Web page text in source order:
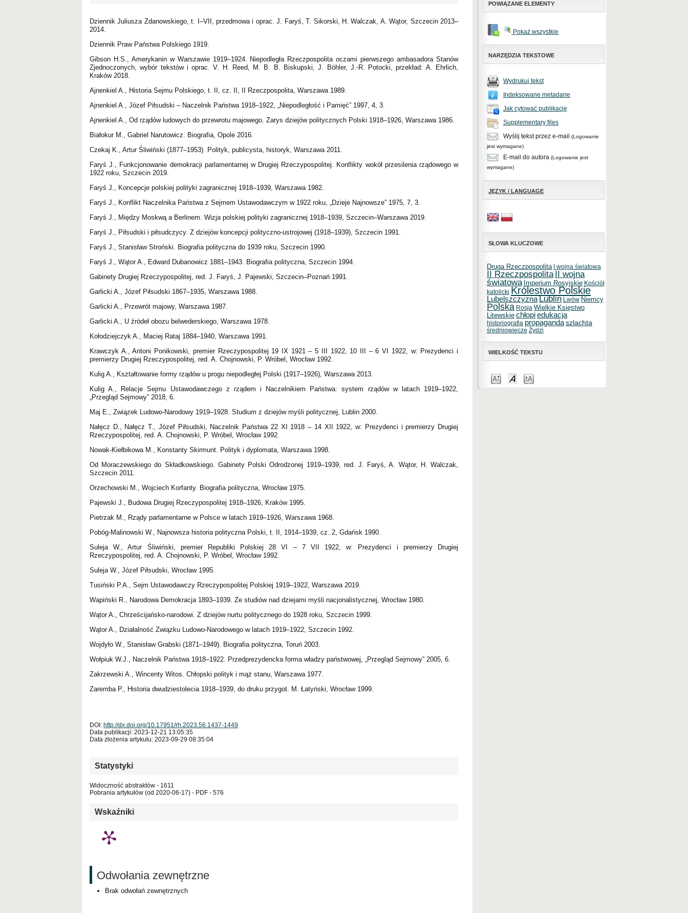
POWIĄZANE ELEMENTY
Pokaż wszystkie
NARZĘDZIA TEKSTOWE
Wydrukuj tekst
Indeksowane metadane
Jak cytować publikację
Supplementary files
Wyślij tekst przez e-mail
(Logowanie
jest wymagane)
E-mail do autora (Logowanie jest
wymagane)
JĘZYK / LANGUAGE
SŁOWA KLUCZOWE
Druga Rzeczpospolita I wojna światowa
II Rzeczpospolita II wojna
światowa Imperium Rosyjskie Kościół
katolicki Królestwo Polskie
LubelszczyznaLublin Lwów Niemcy
Polska Rosja Wielkie Księstwo
Litewskie chłopiedukacja
historiografia propagandaszlachta
średniowiecze Żydzi
WIELKOŚĆ TEKSTU
Dziennik Juliusza Zdanowskiego, t. I–VII, przedmowa i oprac. J. Faryś, T. Sikorski, H. Walczak, A. Wątor, Szczecin 2013–
2014.
Dziennik Praw Państwa Polskiego 1919.
Gibson H.S., Amerykanin w Warszawie 1919–1924. Niepodległa Rzeczpospolita oczami pierwszego ambasadora Stanów
Zjednoczonych, wybór tekstów i oprac. V. H. Reed, M. B. B. Biskupski, J. Böhler, J.-R. Potocki, przekład: A. Ehrlich,
Kraków 2018.
Ajnenkiel A., Historia Sejmu Polskiego, t. II, cz. II, II Rzeczpospolita, Warszawa 1989.
Ajnenkiel A., Józef Piłsudski – Naczelnik Państwa 1918–1922, „Niepodległość i Pamięć” 1997, 4, 3.
Ajnenkiel A., Od rządów ludowych do przewrotu majowego. Zarys dziejów politycznych Polski 1918–1926, Warszawa 1986.
Białokur M., Gabriel Narutowicz. Biografia, Opole 2016.
Czekaj K., Artur Śliwiński (1877–1953). Polityk, publicysta, historyk, Warszawa 2011.
Faryś J., Funkcjonowanie demokracji parlamentarnej w Drugiej Rzeczypospolitej. Konflikty wokół przesilenia rządowego w
1922 roku, Szczecin 2019.
Faryś J., Koncepcje polskiej polityki zagranicznej 1918–1939, Warszawa 1982.
Faryś J., Konflikt Naczelnika Państwa z Sejmem Ustawodawczym w 1922 roku, „Dzieje Najnowsze” 1975, 7, 3.
Faryś J., Między Moskwą a Berlinem. Wizja polskiej polityki zagranicznej 1918–1939, Szczecin–Warszawa 2019.
Faryś J., Piłsudski i piłsudczycy. Z dziejów koncepcji polityczno-ustrojowej (1918–1939), Szczecin 1991.
Faryś J., Stanisław Stroński. Biografia polityczna do 1939 roku, Szczecin 1990.
Faryś J., Wątor A., Edward Dubanowicz 1881–1943. Biografia polityczna, Szczecin 1994.
Gabinety Drugiej Rzeczypospolitej, red. J. Faryś, J. Pajewski, Szczecin–Poznań 1991.
Garlicki A., Józef Piłsudski 1867–1935, Warszawa 1988.
Garlicki A., Przewrót majowy, Warszawa 1987.
Garlicki A., U źródeł obozu belwederskiego, Warszawa 1978.
Kołodziejczyk A., Maciej Rataj 1884–1940, Warszawa 1991.
Krawczyk A., Antoni Ponikowski, premier Rzeczypospolitej 19 IX 1921 – 5 III 1922, 10 III – 6 VI 1922, w: Prezydenci i
premierzy Drugiej Rzeczypospolitej, red. A. Chojnowski, P. Wróbel, Wrocław 1992.
Kulig A., Kształtowanie formy rządów u progu niepodległej Polski (1917–1926), Warszawa 2013.
Kulig A., Relacje Sejmu Ustawodawczego z rządem i Naczelnikiem Państwa: system rządów w latach 1919–1922,
„Przegląd Sejmowy” 2018, 6.
Maj E., Związek Ludowo-Narodowy 1919–1928. Studium z dziejów myśli politycznej, Lublin 2000.
Nałęcz D., Nałęcz T., Józef Piłsudski, Naczelnik Państwa 22 XI 1918 – 14 XII 1922, w: Prezydenci i premierzy Drugiej
Rzeczypospolitej, red. A. Chojnowski, P. Wróbel, Wrocław 1992.
Nowak-Kiełbikowa M., Konstanty Skirmunt. Polityk i dyplomata, Warszawa 1998.
Od Moraczewskiego do Składkowskiego. Gabinety Polski Odrodzonej 1919–1939, red. J. Faryś, A. Wątor, H. Walczak,
Szczecin 2011.
Orzechowski M., Wojciech Korfanty. Biografia polityczna, Wrocław 1975.
Pajewski J., Budowa Drugiej Rzeczypospolitej 1918–1926, Kraków 1995.
Pietrzak M., Rządy parlamentarne w Polsce w latach 1919–1926, Warszawa 1968.
Pobóg-Malinowski W., Najnowsza historia polityczna Polski, t. II, 1914–1939, cz. 2, Gdańsk 1990.
Suleja W., Artur Śliwiński, premier Republiki Polskiej 28 VI – 7 VII 1922, w: Prezydenci i premierzy Drugiej
Rzeczypospolitej, red. A. Chojnowski, P. Wróbel, Wrocław 1992.
Suleja W., Józef Piłsudski, Wrocław 1995.
Tusiński P.A., Sejm Ustawodawczy Rzeczypospolitej Polskiej 1919–1922, Warszawa 2019.
Wapiński R., Narodowa Demokracja 1893–1939. Ze studiów nad dziejami myśli nacjonalistycznej, Wrocław 1980.
Wątor A., Chrześcijańsko-narodowi. Z dziejów nurtu politycznego do 1928 roku, Szczecin 1999.
Wątor A., Działalność Związku Ludowo-Narodowego w latach 1919–1922, Szczecin 1992.
Wojdyło W., Stanisław Grabski (1871–1949). Biografia polityczna, Toruń 2003.
Wołpiuk W.J., Naczelnik Państwa 1918–1922. Przedprezydencka forma władzy państwowej, „Przegląd Sejmowy” 2005, 6.
Zakrzewski A., Wincenty Witos. Chłopski polityk i mąż stanu, Warszawa 1977.
Zaremba P., Historia dwudziestolecia 1918–1939, do druku przygot. M. Łatyński, Wrocław 1999.
DOI: http://dx.doi.org/10.17951/rh.2023.56.1437-1449
Data publikacji: 2023-12-21 13:05:35
Data złożenia artykułu: 2023-09-29 08:35:04
Statystyki
Widoczność abstraktów - 1611
Pobrania artykułów (od 2020-06-17) - PDF - 576
Wskaźniki
Odwołania zewnętrzne
Brak odwołań zewnętrznych